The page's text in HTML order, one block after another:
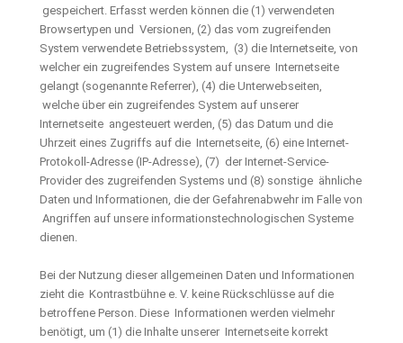
gespeichert. Erfasst werden können die (1) verwendeten
Browsertypen und Versionen, (2) das vom zugreifenden
System verwendete Betriebssystem, (3) die Internetseite, von
welcher ein zugreifendes System auf unsere Internetseite
gelangt (sogenannte Referrer), (4) die Unterwebseiten,
welche über ein zugreifendes System auf unserer
Internetseite angesteuert werden, (5) das Datum und die
Uhrzeit eines Zugriffs auf die Internetseite, (6) eine Internet-
Protokoll-Adresse (IP-Adresse), (7) der Internet-Service-
Provider des zugreifenden Systems und (8) sonstige ähnliche
Daten und Informationen, die der Gefahrenabwehr im Falle von
Angriffen auf unsere informationstechnologischen Systeme
dienen.
Bei der Nutzung dieser allgemeinen Daten und Informationen
zieht die Kontrastbühne e. V. keine Rückschlüsse auf die
betroffene Person. Diese Informationen werden vielmehr
benötigt, um (1) die Inhalte unserer Internetseite korrekt